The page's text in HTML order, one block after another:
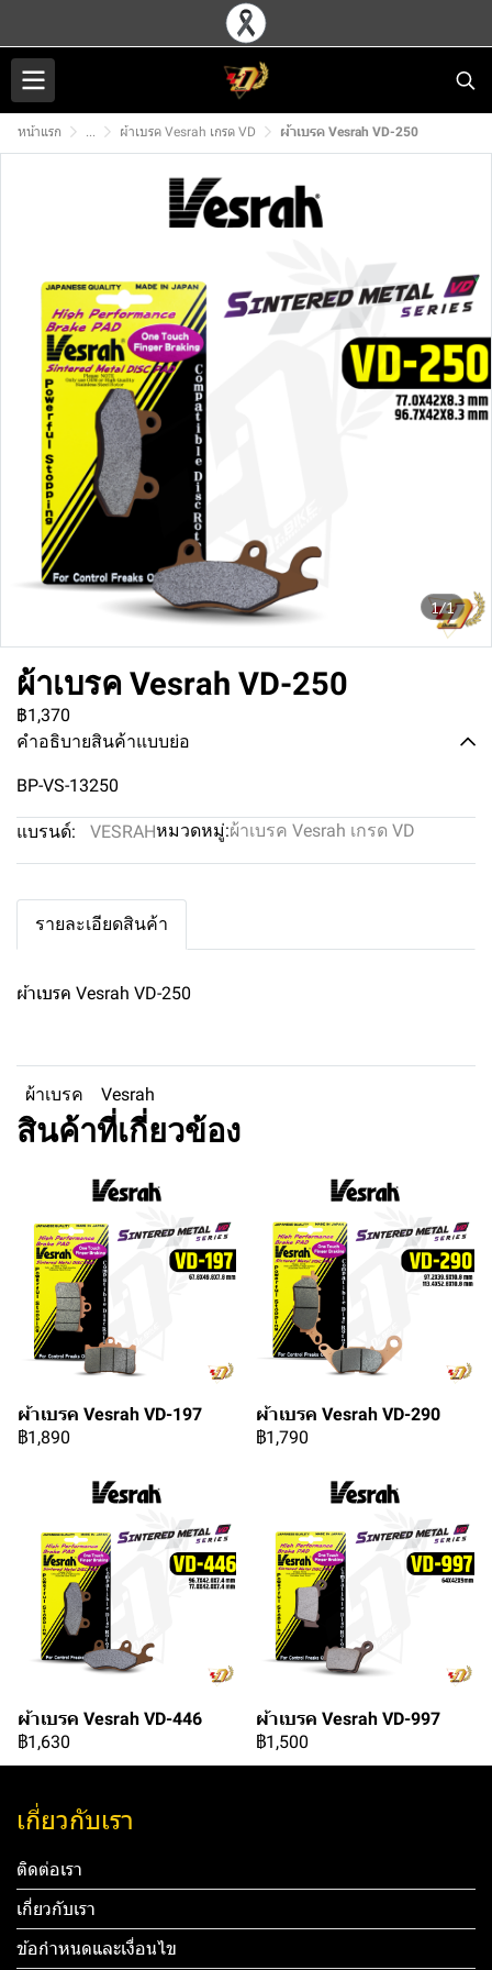
หน้าแรก ... ผ้าเบรค Vesrah เกรด VD ผ้าเบรค Vesrah VD-250
1/1
ผ้าเบรค Vesrah VD-250
฿1,370
คำอธิบายสินค้าแบบย่อ
BP-VS-13250
แบรนด์: VESRAHหมวดหมู่:ผ้าเบรค Vesrah เกรด VD
รายละเอียดสินค้า
ผ้าเบรค Vesrah VD-250
ผ้าเบรค Vesrah
สินค้าที่เกี่ยวข้อง
ผ้าเบรค Vesrah VD-197
฿1,890
ผ้าเบรค Vesrah VD-290
฿1,790
ผ้าเบรค Vesrah VD-446
฿1,630
ผ้าเบรค Vesrah VD-997
฿1,500
เกี่ยวกับเรา
ติดต่อเรา
เกี่ยวกับเรา
ข้อกำหนดและเงื่อนไข